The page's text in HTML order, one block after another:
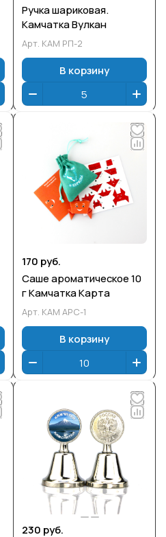
Ручка шариковая.
Камчатка Вулкан
Арт. КАМ РП-2
В корзину
170 руб.
Саше ароматическое 10
г Камчатка Карта
Арт. КАМ АРС-1
В корзину
230 руб.